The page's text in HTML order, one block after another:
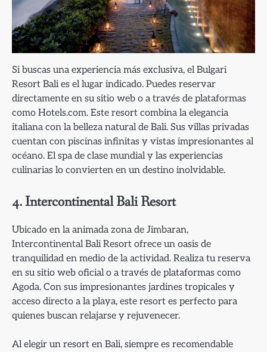
Si buscas una experiencia más exclusiva, el Bulgari
Resort Bali es el lugar indicado. Puedes reservar
directamente en su sitio web o a través de plataformas
como Hotels.com. Este resort combina la elegancia
italiana con la belleza natural de Bali. Sus villas privadas
cuentan con piscinas infinitas y vistas impresionantes al
océano. El spa de clase mundial y las experiencias
culinarias lo convierten en un destino inolvidable.
4. Intercontinental Bali Resort
Ubicado en la animada zona de Jimbaran,
Intercontinental Bali Resort ofrece un oasis de
tranquilidad en medio de la actividad. Realiza tu reserva
en su sitio web oficial o a través de plataformas como
Agoda. Con sus impresionantes jardines tropicales y
acceso directo a la playa, este resort es perfecto para
quienes buscan relajarse y rejuvenecer.
Al elegir un resort en Bali, siempre es recomendable